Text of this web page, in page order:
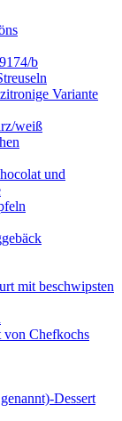
b
Variante
weiß
und
mit beschwipsten
von Chefkochs
Dessert